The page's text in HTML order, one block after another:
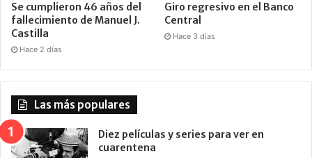
Se cumplieron 46 años del
fallecimiento de Manuel J.
Castilla
Hace 2 días
Giro regresivo en el Banco
Central
Hace 3 días
Las más populares
Diez películas y series para ver en
cuarentena